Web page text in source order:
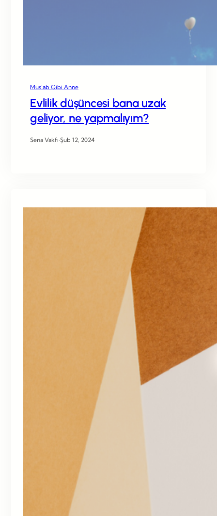
Mus’ab Gibi Anne
Evlilik düşüncesi bana uzak
geliyor, ne yapmalıyım?
Sena Vakfı·Şub 12, 2024